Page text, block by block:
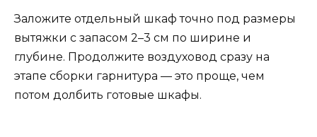
Заложите отдельный шкаф точно под размеры
вытяжки с запасом 2–3 см по ширине и
глубине. Продолжите воздуховод сразу на
этапе сборки гарнитура — это проще, чем
потом долбить готовые шкафы.